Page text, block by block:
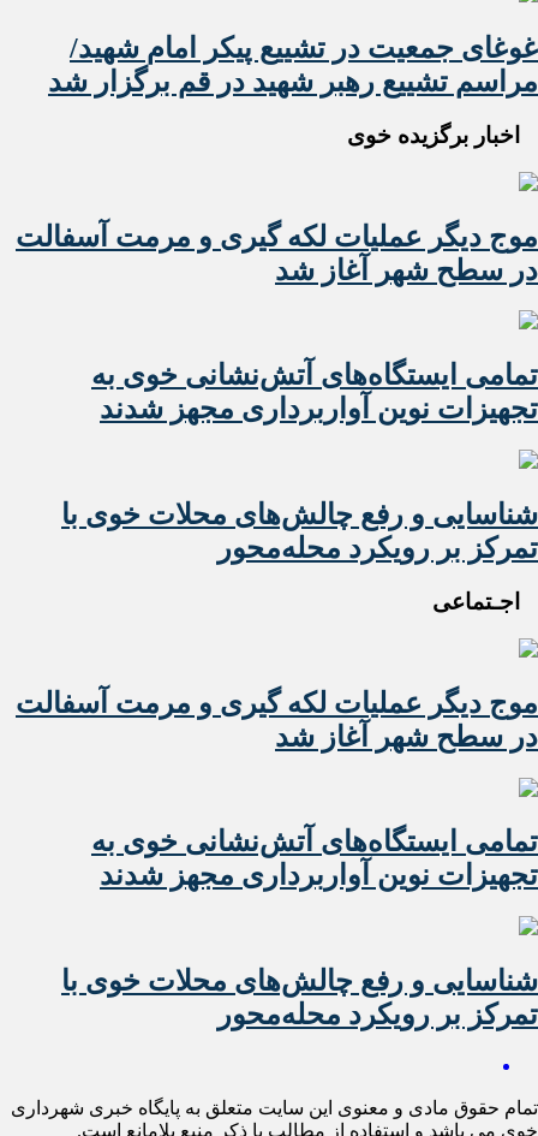
غوغای جمعیت در تشییع پیکر امام شهید/
مراسم تشییع رهبر شهید در قم برگزار شد
اخبار برگزیده خوی
موج دیگر عملیات لکه گیری و مرمت آسفالت
در سطح شهر آغاز شد
تمامی ایستگاه‌های آتش‌نشانی خوی به
تجهیزات نوین آواربرداری مجهز شدند
شناسایی و رفع چالش‌های محلات خوی با
تمرکز بر رویکرد محله‌محور
اجـتماعی
موج دیگر عملیات لکه گیری و مرمت آسفالت
در سطح شهر آغاز شد
تمامی ایستگاه‌های آتش‌نشانی خوی به
تجهیزات نوین آواربرداری مجهز شدند
شناسایی و رفع چالش‌های محلات خوی با
تمرکز بر رویکرد محله‌محور
تمام حقوق مادی و معنوی این سایت متعلق به پایگاه خبری شهرداری
خوی می باشد و استفاده از مطالب با ذکر منبع بلامانع است.